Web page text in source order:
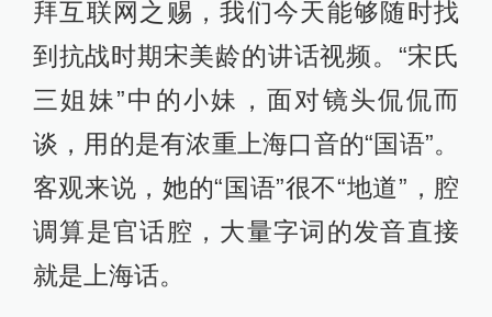
拜互联网之赐，我们今天能够随时找
到抗战时期宋美龄的讲话视频。“宋氏
三姐妹”中的小妹，面对镜头侃侃而
谈，用的是有浓重上海口音的“国语”。
客观来说，她的“国语”很不“地道”，腔
调算是官话腔，大量字词的发音直接
就是上海话。